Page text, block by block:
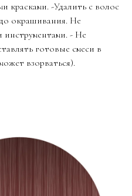
красками. -Удалить с волос
окрашивания. Не
инструментами. - Не
готовые смеси в
взорваться).